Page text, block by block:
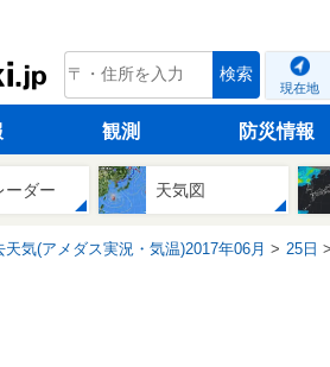
tenki.jp 検索
現在地
観測 防災情報
ーダー 天気図
天気(アメダス実況・気温)2017年06月 25日